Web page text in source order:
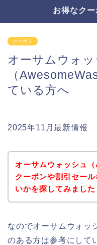
お得なク
クーポン
オーサムウォッ
（
ている方へ
2025年11月最新情報
オーサムウォッシュ
クーポンや割引セー
いかを探してみました
なのでオーサムウォッ
のある方は参考にして